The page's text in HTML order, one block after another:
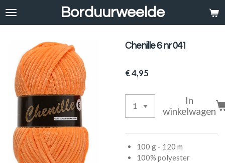
Ga
hoofdinhoud
Borduurweelde
Chenille 6 nr 041
€ 4,95
In
winkelwagen
100 g - 120 m
100% polyester